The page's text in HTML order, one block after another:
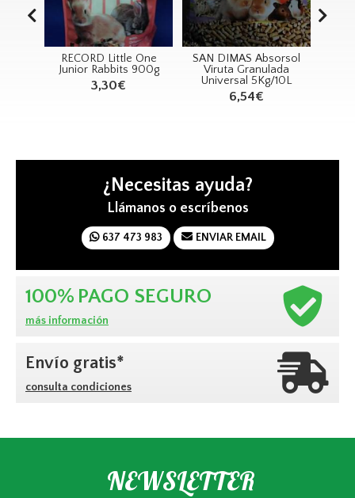
RECORD Little One
Junior Rabbits 900g
3,30€
SAN DIMAS Absorsol
Viruta Granulada
Universal 5Kg/10L
6,54€
¿Necesitas ayuda?
Llámanos o escríbenos
637 473 983 ENVIAR EMAIL
100% PAGO SEGURO
más información
Envío gratis*
consulta condiciones
NEWSLETTER